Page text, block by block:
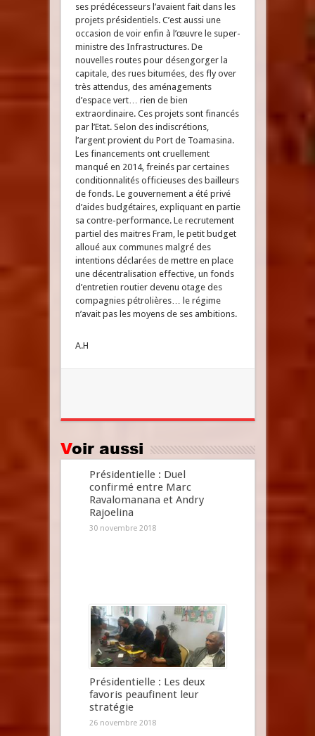
ses prédécesseurs l’avaient fait dans les
projets présidentiels. C’est aussi une
occasion de voir enfin à l’œuvre le super-
ministre des Infrastructures. De
nouvelles routes pour désengorger la
capitale, des rues bitumées, des fly over
très attendus, des aménagements
d’espace vert… rien de bien
extraordinaire. Ces projets sont financés
par l’Etat. Selon des indiscrétions,
l’argent provient du Port de Toamasina.
Les financements ont cruellement
manqué en 2014, freinés par certaines
conditionnalités officieuses des bailleurs
de fonds. Le gouvernement a été privé
d’aides budgétaires, expliquant en partie
sa contre-performance. Le recrutement
partiel des maitres Fram, le petit budget
alloué aux communes malgré des
intentions déclarées de mettre en place
une décentralisation effective, un fonds
d’entretien routier devenu otage des
compagnies pétrolières… le régime
n’avait pas les moyens de ses ambitions.
A.H
Voir aussi
Présidentielle : Duel
confirmé entre Marc
Ravalomanana et Andry
Rajoelina
30 novembre 2018
Présidentielle : Les deux
favoris peaufinent leur
stratégie
26 novembre 2018